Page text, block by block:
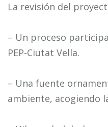
La revisión del
– Un proceso
PEP-Ciutat Vella.
– Una fuente
ambiente, acogiendo